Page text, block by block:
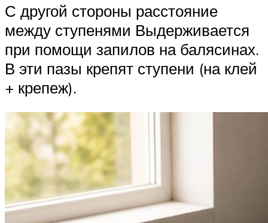
С другой стороны расстояние
между ступенями Выдерживается
при помощи запилов на балясинах.
В эти пазы крепят ступени (на клей
+ крепеж).